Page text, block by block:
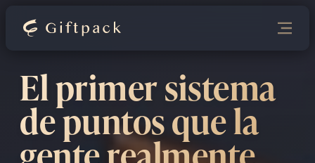
El primer sistema
de puntos que la